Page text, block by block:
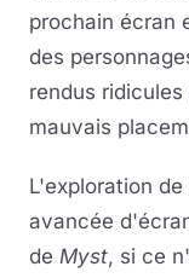
prochain écran
des
rendus
mauvais
L'exploration
avancée
de Myst, si ce